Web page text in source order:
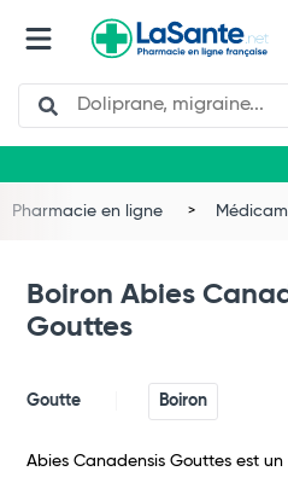
Search
Pharmacie en ligne
Boiron Abies
Gouttes
Goutte Boiron
Abies Canadensis Gouttes est